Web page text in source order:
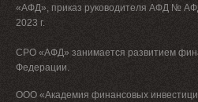
«АФД», приказ руководителя АФД №
2023 г.
СРО «АФД» занимается развитием
Федерации.
ООО «Академия финансовых